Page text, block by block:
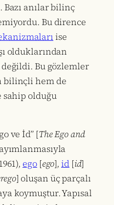
Bazı anılar bilinç
Bu dirence
ise
olduklarından
Bu gözlemler
bilinçli hem de
sahip olduğu
ve İd” [The Ego and
ego[ego],id[id]
] oluşan üç parçalı
koymuştur. Yapısal